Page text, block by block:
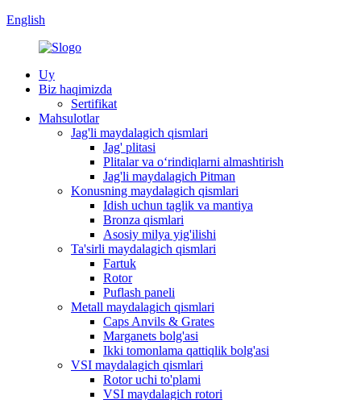
English
Uy
Biz haqimizda
Sertifikat
Mahsulotlar
Jag'li maydalagich qismlari
Jag' plitasi
Plitalar va oʻrindiqlarni almashtirish
Jag'li maydalagich Pitman
Konusning maydalagich qismlari
Idish uchun taglik va mantiya
Bronza qismlari
Asosiy milya yig'ilishi
Ta'sirli maydalagich qismlari
Fartuk
Rotor
Puflash paneli
Metall maydalagich qismlari
Caps Anvils & Grates
Marganets bolg'asi
Ikki tomonlama qattiqlik bolg'asi
VSI maydalagich qismlari
Rotor uchi to'plami
VSI maydalagich rotori